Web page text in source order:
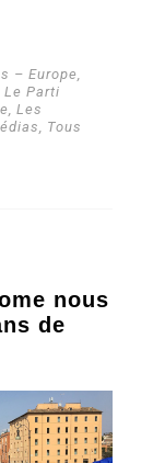
– Europe,
Le Parti
,Les
, Tous
nous
de